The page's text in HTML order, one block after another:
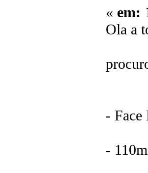
« em:
Ola a
-
-